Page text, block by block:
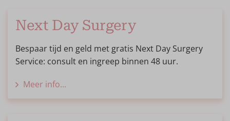
Next Day Surgery
Bespaar tijd en geld met gratis Next Day Surgery
Service: consult en ingreep binnen 48 uur.
Meer info...